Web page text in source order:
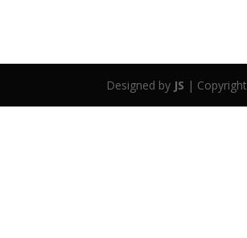
Designed by JS | Copyright